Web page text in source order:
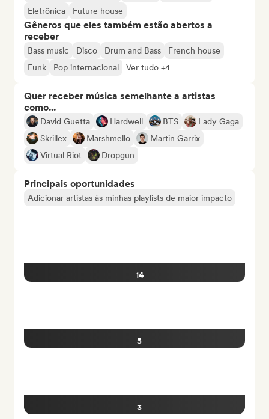
Eletrônica
Future house
Gêneros que eles também estão abertos a
receber
Bass music Disco Drum and Bass
French house
Funk
Pop internacional Ver tudo +4
Quer receber música semelhante a artistas
como...
David Guetta Hardwell BTS
Lady Gaga
Skrillex
Marshmello
Martin Garrix
Virtual Riot
Dropgun
Principais oportunidades
Adicionar artistas às minhas playlists de maior impacto
14
5
3